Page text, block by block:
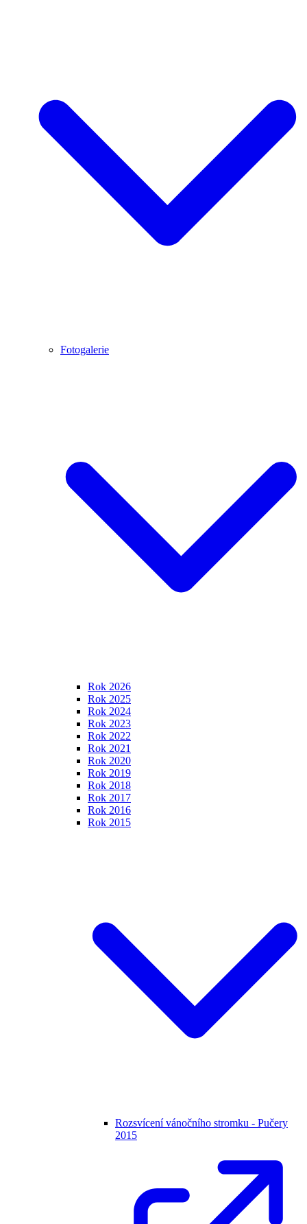
Fotogalerie
Rok 2026
Rok 2025
Rok 2024
Rok 2023
Rok 2022
Rok 2021
Rok 2020
Rok 2019
Rok 2018
Rok 2017
Rok 2016
Rok 2015
Rozsvícení vánočního stromku - Pučery
2015